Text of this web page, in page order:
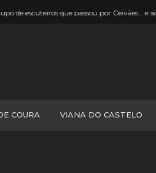
por Ceivães… e adorou [FOTOS] 16:48
COURA VIANA DO CASTELO